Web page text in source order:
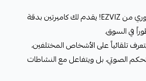
اكتشف قوة المراقبة الذكية بدقة 4K الحقيقية مع هذا الباكدج الثوري من EZVIZ! يقدم لك كاميرتين بدقة
على الأشخاص المختلفين،
الصوتي، بل ويتفاعل مع النشاطات